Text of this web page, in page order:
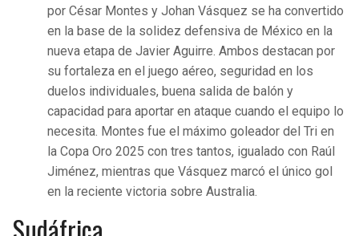
por César Montes y Johan Vásquez se ha convertido
en la base de la solidez defensiva de México en la
nueva etapa de Javier Aguirre. Ambos destacan por
su fortaleza en el juego aéreo, seguridad en los
duelos individuales, buena salida de balón y
capacidad para aportar en ataque cuando el equipo lo
necesita. Montes fue el máximo goleador del Tri en
la Copa Oro 2025 con tres tantos, igualado con Raúl
Jiménez, mientras que Vásquez marcó el único gol
en la reciente victoria sobre Australia.